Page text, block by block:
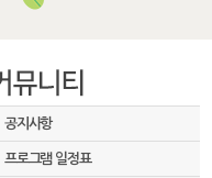
공지사항
프로그램 일정표